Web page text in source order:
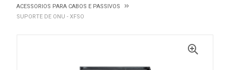
ACESSORIOS PARA CABOS E PASSIVOS
SUPORTE DE ONU - XFSO